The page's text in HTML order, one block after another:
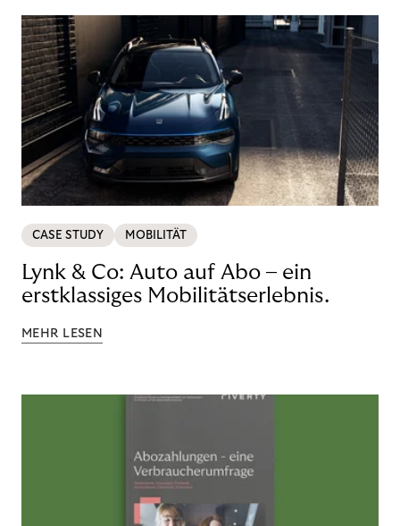
CASE STUDY MOBILITÄT
Lynk & Co: Auto auf Abo – ein
erstklassiges Mobilitätserlebnis.
MEHR LESEN